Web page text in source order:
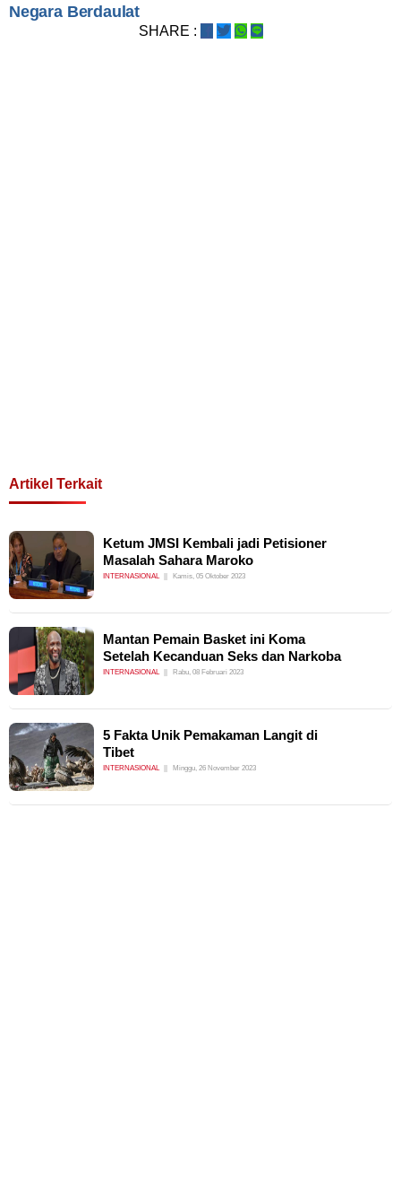
Negara Berdaulat
SHARE :
Artikel Terkait
Ketum JMSI Kembali jadi Petisioner
Masalah Sahara Maroko
INTERNASIONAL Kamis, 05 Oktober 2023
Mantan Pemain Basket ini Koma
Setelah Kecanduan Seks dan Narkoba
INTERNASIONAL Rabu, 08 Februari 2023
5 Fakta Unik Pemakaman Langit di
Tibet
INTERNASIONAL Minggu, 26 November 2023